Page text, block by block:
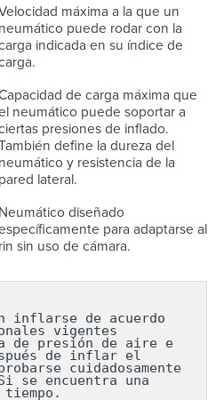
máxima a la que un
neumático puede rodar con la
indicada en su índice de
de carga máxima que
neumático puede soportar a
presiones de inflado.
define la dureza del
neumático y resistencia de la
pared lateral.
Neumático diseñado
para adaptarse al
rin sin uso de cámara.
inflarse de acuerdo
vigentes
de presión de aire e
de inflar el
cuidadosamente
se encuentra una